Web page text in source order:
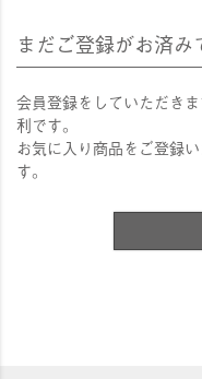
まだご登録がお済み
会員登録をしていただき
利です。
お気に入り商品をご登録
す。